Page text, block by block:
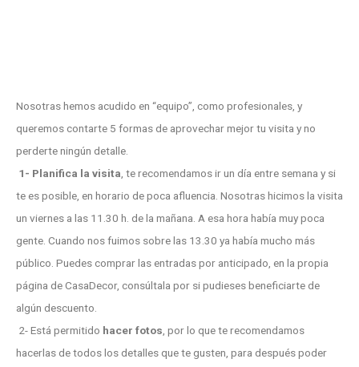
Nosotras hemos acudido en “equipo”, como profesionales, y
queremos contarte 5 formas de aprovechar mejor tu visita y no
perderte ningún detalle.
1- Planifica la visita , te recomendamos ir un día entre semana y si
te es posible, en horario de poca afluencia. Nosotras hicimos la visita
un viernes a las 11.30 h. de la mañana. A esa hora había muy poca
gente. Cuando nos fuimos sobre las 13.30 ya había mucho más
público. Puedes comprar las entradas por anticipado, en la propia
página de CasaDecor, consúltala por si pudieses beneficiarte de
algún descuento.
2- Está permitido hacer fotos , por lo que te recomendamos
hacerlas de todos los detalles que te gusten, para después poder